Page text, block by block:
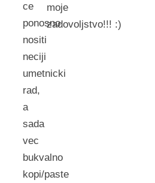
ce
ponosno
nositi
neciji
umetnicki
rad,
a
sada
vec
bukvalno
kopi/paste
moje
zadovoljstvo!!! :)